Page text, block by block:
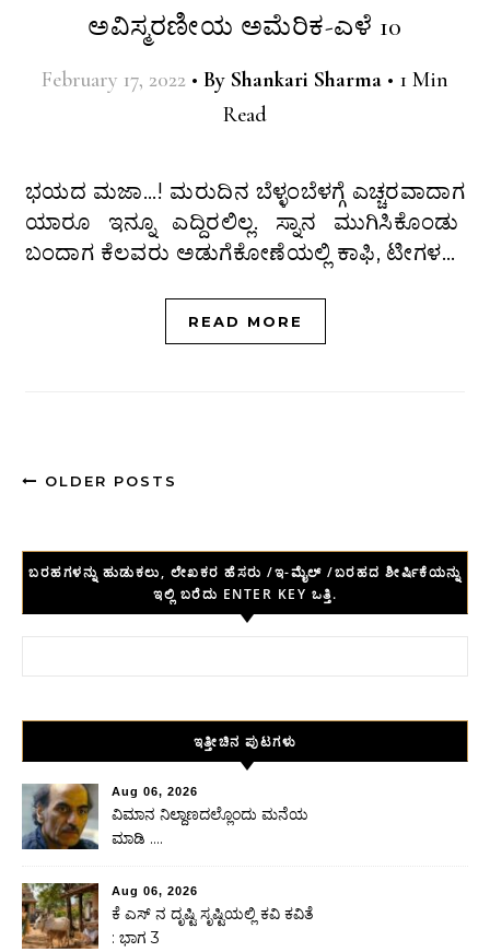
ಅವಿಸ್ಮರಣೀಯ ಅಮೆರಿಕ-ಎಳೆ 10
February 17, 2022 • By Shankari Sharma • 1 Min
Read
ಭಯದ ಮಜಾ…! ಮರುದಿನ ಬೆಳ್ಳಂಬೆಳಗ್ಗೆ ಎಚ್ಚರವಾದಾಗ
ಯಾರೂ ಇನ್ನೂ ಎದ್ದಿರಲಿಲ್ಲ. ಸ್ನಾನ ಮುಗಿಸಿಕೊಂಡು
ಬಂದಾಗ ಕೆಲವರು ಅಡುಗೆಕೋಣೆಯಲ್ಲಿ ಕಾಫಿ, ಟೀಗಳ…
READ MORE
OLDER POSTS
ಬರಹಗಳನ್ನು ಹುಡುಕಲು, ಲೇಖಕರ ಹೆಸರು /ಇ-ಮೈಲ್ /ಬರಹದ ಶೀರ್ಷಿಕೆಯನ್ನು
ಇಲ್ಲಿ ಬರೆದು ENTER KEY ಒತ್ತಿ.
ಇತ್ತೀಚಿನ ಪುಟಗಳು
Aug 06, 2026
ವಿಮಾನ ನಿಲ್ದಾಣದಲ್ಲೊಂದು ಮನೆಯ
ಮಾಡಿ ….
Aug 06, 2026
ಕೆ ಎಸ್ ನ ದೃಷ್ಟಿ ಸೃಷ್ಟಿಯಲ್ಲಿ ಕವಿ ಕವಿತೆ
: ಭಾಗ 3